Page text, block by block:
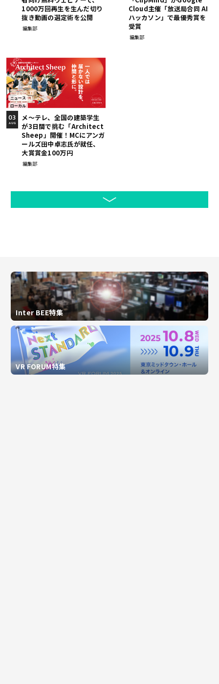
1000万回再生を生んだ切り
抜き動画の選定術を公開
編集部
Cloud主催「放送局合同 AI
ハッカソン」で最優秀賞を
受賞
編集部
ニュース
ローカル
メ～テレ、全国の建築学生
が3日間で挑む「Architect
Sheep」開催！MCにアンガ
ールズ田中卓志氏が就任、
大賞賞金100万円
編集部
03
AUG
Inter BEE特集
VR FORUM特集